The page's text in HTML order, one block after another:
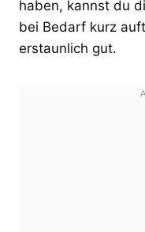
haben, kannst du
bei Bedarf kurz
erstaunlich gut.